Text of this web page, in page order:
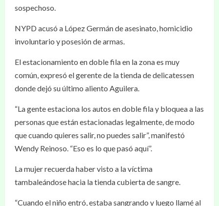
sospechoso.
NYPD acusó a López Germán de asesinato, homicidio
involuntario y posesión de armas.
El estacionamiento en doble fila en la zona es muy
común, expresó el gerente de la tienda de delicatessen
donde dejó su último aliento Aguilera.
“La gente estaciona los autos en doble fila y bloquea a las
personas que están estacionadas legalmente, de modo
que cuando quieres salir, no puedes salir”, manifestó
Wendy Reinoso. “Eso es lo que pasó aquí”.
La mujer recuerda haber visto a la víctima
tambaleándose hacia la tienda cubierta de sangre.
“Cuando el niño entró, estaba sangrando y luego llamé al